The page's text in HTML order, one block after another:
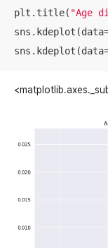
plt.title( "Age